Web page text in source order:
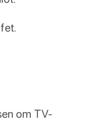
om TV-